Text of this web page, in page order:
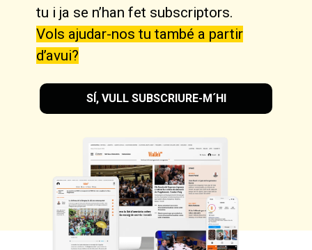
tu i ja se n’han fet subscriptors.
Vols ajudar-nos tu també a partir
d’avui?
SÍ, VULL SUBSCRIURE-M´HI